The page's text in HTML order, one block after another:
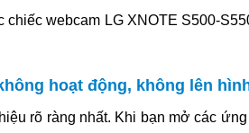
chiếc webcam LG XNOTE S500-
hoạt động, không lên
rõ ràng nhất. Khi bạn mở các